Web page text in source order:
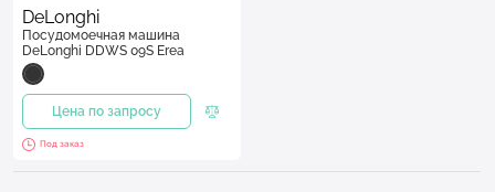
DeLonghi
Посудомоечная машина
DeLonghi DDWS 09S Erea
Цена по запросу
Под заказ